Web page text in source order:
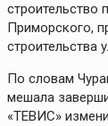
Приморского,
строительства
По словам
мешала
«ТЕВИС»